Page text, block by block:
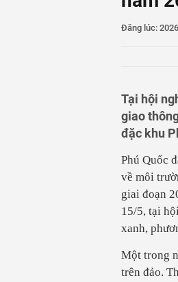
Đăng lúc:
Tại hội
giao
đặc khu
Phú Quốc
về môi
giai đoạn
15/5, tại
xanh,
Một trong
trên đảo.